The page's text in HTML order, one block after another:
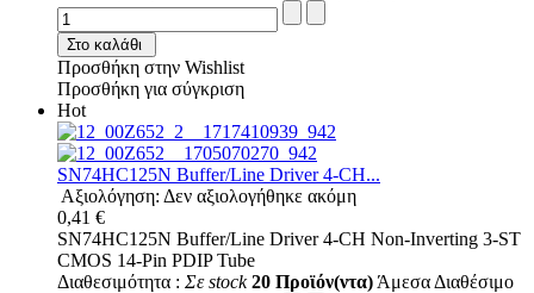
Στο καλάθι
Προσθήκη στην Wishlist
Προσθήκη για σύγκριση
Hot
SN74HC125N Buffer/Line Driver 4-CH...
Αξιολόγηση: Δεν αξιολογήθηκε ακόμη
0,41 €
SN74HC125N Buffer/Line Driver 4-CH Non-Inverting 3-ST
CMOS 14-Pin PDIP Tube
Διαθεσιμότητα : Σε stock 20 Προϊόν(ντα) Άμεσα Διαθέσιμο